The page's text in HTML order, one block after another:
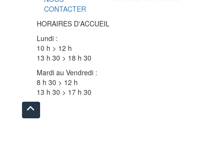
CONTACTER
HORAIRES D'ACCUEIL
Lundi :
10 h > 12 h
13 h 30 > 18 h 30
Mardi au Vendredi :
8 h 30 > 12 h
13 h 30 > 17 h 30
en